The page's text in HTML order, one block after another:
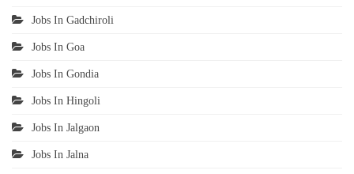
Jobs In Gadchiroli
Jobs In Goa
Jobs In Gondia
Jobs In Hingoli
Jobs In Jalgaon
Jobs In Jalna